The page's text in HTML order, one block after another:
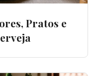
Pratos e